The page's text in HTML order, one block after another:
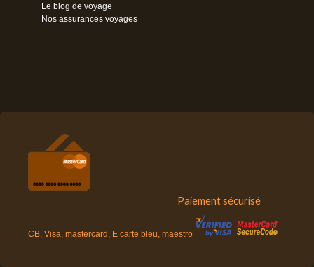
Le blog de voyage
Nos assurances voyages
Paiement sécurisé
CB, Visa, mastercard, E carte bleu, maestro